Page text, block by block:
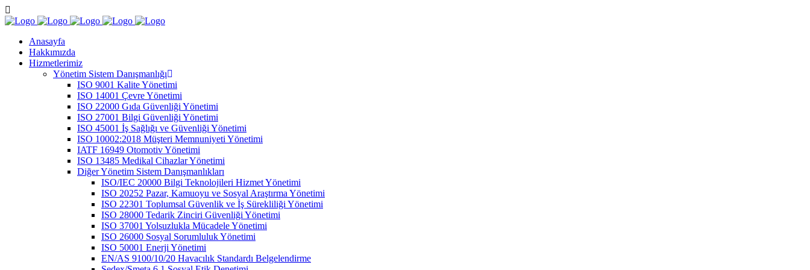
Anasayfa
Hakkımızda
Hizmetlerimiz
Yönetim Sistem Danışmanlığı
ISO 9001 Kalite Yönetimi
ISO 14001 Çevre Yönetimi
ISO 22000 Gıda Güvenliği Yönetimi
ISO 27001 Bilgi Güvenliği Yönetimi
ISO 45001 İş Sağlığı ve Güvenliği Yönetimi
ISO 10002:2018 Müşteri Memnuniyeti Yönetimi
IATF 16949 Otomotiv Yönetimi
ISO 13485 Medikal Cihazlar Yönetimi
Diğer Yönetim Sistem Danışmanlıkları
ISO/IEC 20000 Bilgi Teknolojileri Hizmet Yönetimi
ISO 20252 Pazar, Kamuoyu ve Sosyal Araştırma Yönetimi
ISO 22301 Toplumsal Güvenlik ve İş Sürekliliği Yönetimi
ISO 28000 Tedarik Zinciri Güvenliği Yönetimi
ISO 37001 Yolsuzlukla Mücadele Yönetimi
ISO 26000 Sosyal Sorumluluk Yönetimi
ISO 50001 Enerji Yönetimi
EN/AS 9100/10/20 Havacılık Standardı Belgelendirme